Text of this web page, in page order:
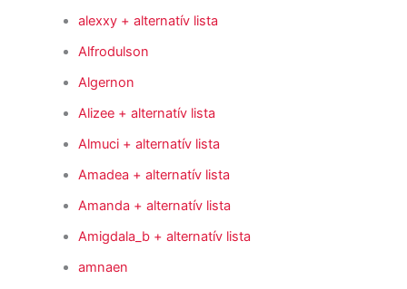
alexxy + alternatív lista
Alfrodulson
Algernon
Alizee + alternatív lista
Almuci + alternatív lista
Amadea + alternatív lista
Amanda + alternatív lista
Amigdala_b + alternatív lista
amnaen